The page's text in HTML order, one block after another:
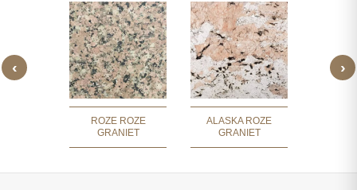
‹
ROZE ROZE
GRANIET
ALASKA ROZE
GRANIET
›